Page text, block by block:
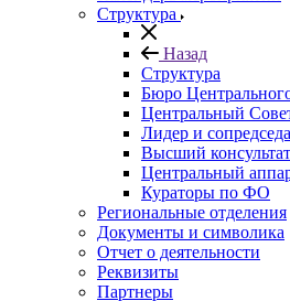
Структура
Назад
Структура
Бюро
Центральный
Лидер и
Высший
Центральный
Кураторы по ФО
Региональные отделения
Документы и символика
Отчет о деятельности
Реквизиты
Партнеры